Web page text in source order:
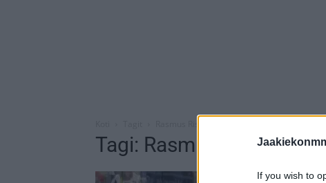
If you wish to
Tagi: Rasmus Rissanen